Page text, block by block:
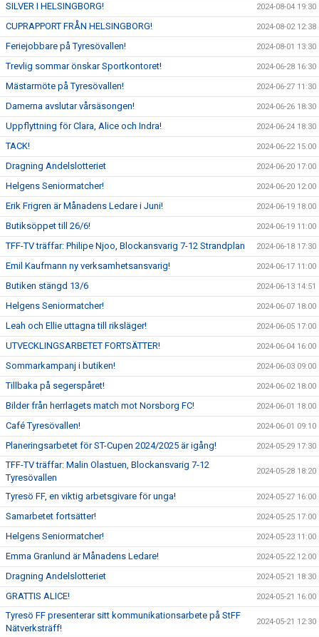
SILVER I HELSINGBORG! 2024-08-04 19:30
CUPRAPPORT FRÅN HELSINGBORG! 2024-08-02 12:38
Feriejobbare på Tyresövallen! 2024-08-01 13:30
Trevlig sommar önskar Sportkontoret! 2024-06-28 16:30
Mästarmöte på Tyresövallen! 2024-06-27 11:30
Damerna avslutar vårsäsongen! 2024-06-26 18:30
Uppflyttning för Clara, Alice och Indra! 2024-06-24 18:30
TACK! 2024-06-22 15:00
Dragning Andelslotteriet 2024-06-20 17:00
Helgens Seniormatcher! 2024-06-20 12:00
Erik Frigren är Månadens Ledare i Juni! 2024-06-19 18:00
Butiksöppet till 26/6! 2024-06-19 11:00
TFF-TV träffar: Philipe Njoo, Blockansvarig 7-12 Strandplan 2024-06-18 17:30
Emil Kaufmann ny verksamhetsansvarig! 2024-06-17 11:00
Butiken stängd 13/6 2024-06-13 14:51
Helgens Seniormatcher! 2024-06-07 18:00
Leah och Ellie uttagna till riksläger! 2024-06-05 17:00
UTVECKLINGSARBETET FORTSÄTTER! 2024-06-04 16:00
Sommarkampanj i butiken! 2024-06-03 09:00
Tillbaka på segerspåret! 2024-06-02 18:00
Bilder från herrlagets match mot Norsborg FC! 2024-06-01 18:00
Café Tyresövallen! 2024-06-01 09:10
Planeringsarbetet för ST-Cupen 2024/2025 är igång! 2024-05-29 17:30
TFF-TV träffar: Malin Olastuen, Blockansvarig 7-12
Tyresövallen
2024-05-28 18:20
Tyresö FF, en viktig arbetsgivare för unga! 2024-05-27 16:00
Samarbetet fortsätter! 2024-05-25 17:00
Helgens Seniormatcher! 2024-05-23 11:00
Emma Granlund är Månadens Ledare! 2024-05-22 12:00
Dragning Andelslotteriet 2024-05-21 18:30
GRATTIS ALICE! 2024-05-21 16:00
Tyresö FF presenterar sitt kommunikationsarbete på StFF
Nätverksträff!
2024-05-21 12:30